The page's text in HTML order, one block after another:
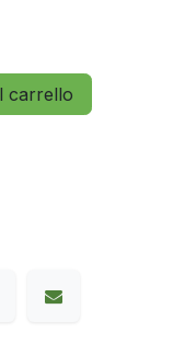
carrello